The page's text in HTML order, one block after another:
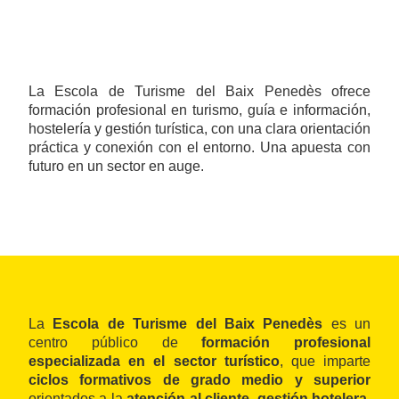
La Escola de Turisme del Baix Penedès ofrece
formación profesional en turismo, guía e información,
hostelería y gestión turística, con una clara orientación
práctica y conexión con el entorno. Una apuesta con
futuro en un sector en auge.
La Escola de Turisme del Baix Penedès es un
centro público deformación profesional
especializada en el sector turístico, que imparte
ciclos formativos de grado medio y superior